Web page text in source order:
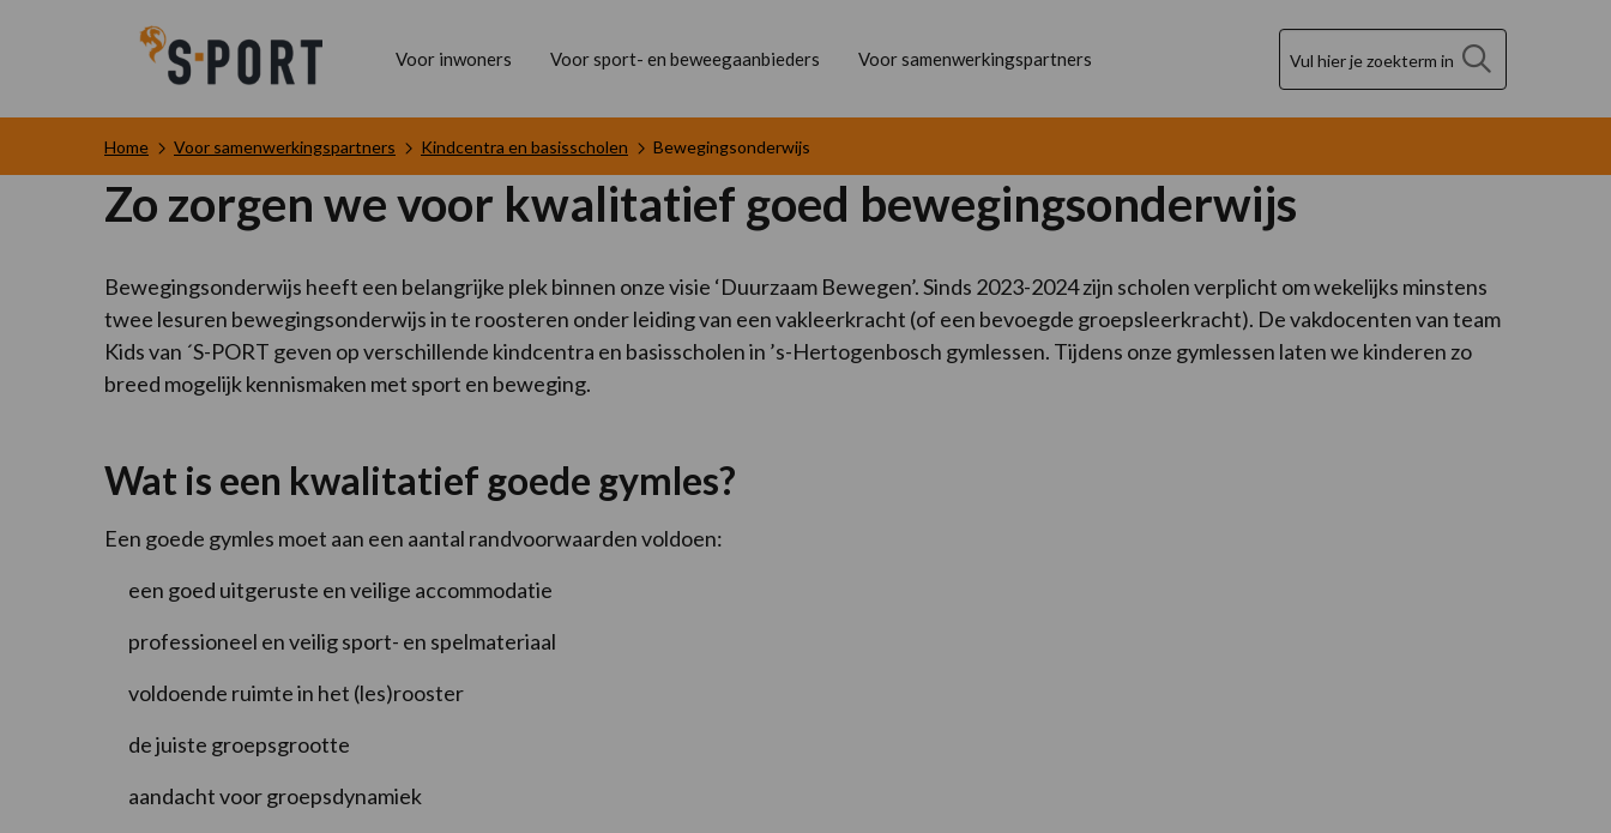
Voor inwoners Voor sport- en beweegaanbieders Voor samenwerkingspartners
Home Voor samenwerkingspartners Kindcentra en basisscholen Bewegingsonderwijs
Zo zorgen we voor kwalitatief goed bewegingsonderwijs
Bewegingsonderwijs heeft een belangrijke plek binnen onze visie ‘Duurzaam Bewegen’. Sinds 2023-2024 zijn scholen verplicht om wekelijks minstens
twee lesuren bewegingsonderwijs in te roosteren onder leiding van een vakleerkracht (of een bevoegde groepsleerkracht). De vakdocenten van team
Kids van ´S-PORT geven op verschillende kindcentra en basisscholen in ’s-Hertogenbosch gymlessen. Tijdens onze gymlessen laten we kinderen zo
breed mogelijk kennismaken met sport en beweging.
Wat is een kwalitatief goede gymles?
Een goede gymles moet aan een aantal randvoorwaarden voldoen:
een goed uitgeruste en veilige accommodatie
professioneel en veilig sport- en spelmateriaal
voldoende ruimte in het (les)rooster
de juiste groepsgrootte
aandacht voor groepsdynamiek